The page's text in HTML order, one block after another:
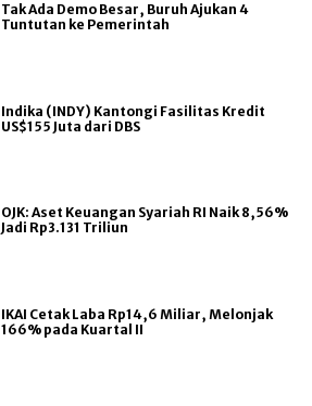
Tak Ada Demo Besar, Buruh Ajukan 4
Tuntutan ke Pemerintah
Indika (INDY) Kantongi Fasilitas Kredit
US$155 Juta dari DBS
OJK: Aset Keuangan Syariah RI Naik 8,56%
Jadi Rp3.131 Triliun
IKAI Cetak Laba Rp14,6 Miliar, Melonjak
166% pada Kuartal II